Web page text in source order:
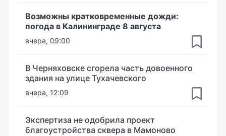
Возможны кратковременные дожди:
погода в Калининграде 8 августа
вчера, 09:00
В Черняховске сгорела часть довоенного
здания на улице Тухачевского
вчера, 12:09
Экспертиза не одобрила проект
благоустройства сквера в Мамоново